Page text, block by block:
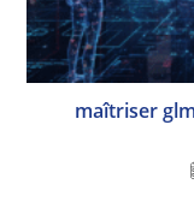
maîtriser